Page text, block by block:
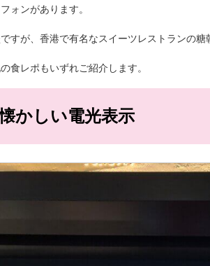
ォンがあります。
すが、香港で有名なスイーツレストランの糖
食レポもいずれご紹介します。
かしい電光表示